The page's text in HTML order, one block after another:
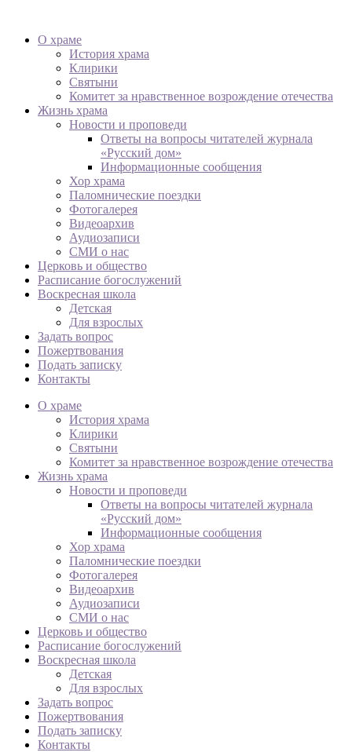
О храме
История храма
Клирики
Святыни
Комитет за нравственное возрождение отечества
Жизнь храма
Новости и проповеди
Ответы на вопросы читателей журнала
«Русский дом»
Информационные сообщения
Хор храма
Паломнические поездки
Фотогалерея
Видеоархив
Аудиозаписи
СМИ о нас
Церковь и общество
Расписание богослужений
Воскресная школа
Детская
Для взрослых
Задать вопрос
Пожертвования
Подать записку
Контакты
О храме
История храма
Клирики
Святыни
Комитет за нравственное возрождение отечества
Жизнь храма
Новости и проповеди
Ответы на вопросы читателей журнала
«Русский дом»
Информационные сообщения
Хор храма
Паломнические поездки
Фотогалерея
Видеоархив
Аудиозаписи
СМИ о нас
Церковь и общество
Расписание богослужений
Воскресная школа
Детская
Для взрослых
Задать вопрос
Пожертвования
Подать записку
Контакты